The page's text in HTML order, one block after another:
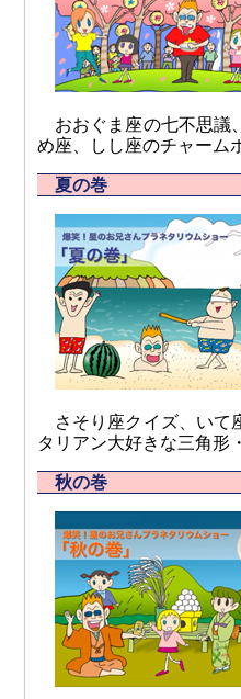
おおぐま座の七不思議
め座、しし座のチャー
夏の巻
さそり座クイズ、いて
タリアン大好きな三角
秋の巻